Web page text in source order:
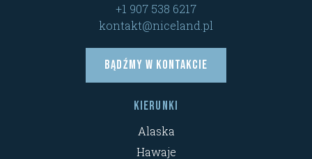
+1 907 538 6217
kontakt@niceland.pl
Bądźmy w kontakcie
Kierunki
Alaska
Hawaje